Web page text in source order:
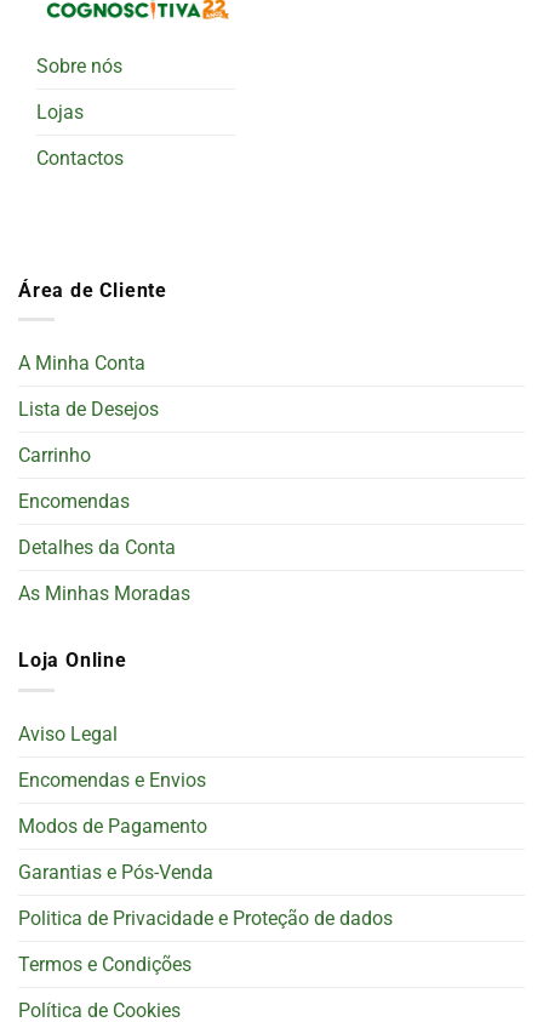
Sobre nós
Lojas
Contactos
Área de Cliente
A Minha Conta
Lista de Desejos
Carrinho
Encomendas
Detalhes da Conta
As Minhas Moradas
Loja Online
Aviso Legal
Encomendas e Envios
Modos de Pagamento
Garantias e Pós-Venda
Politica de Privacidade e Proteção de dados
Termos e Condições
Política de Cookies